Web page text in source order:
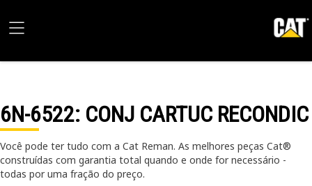
6N-6522: CONJ CARTUC RECONDIC
Você pode ter tudo com a Cat Reman. As melhores peças Cat®
construídas com garantia total quando e onde for necessário -
todas por uma fração do preço.